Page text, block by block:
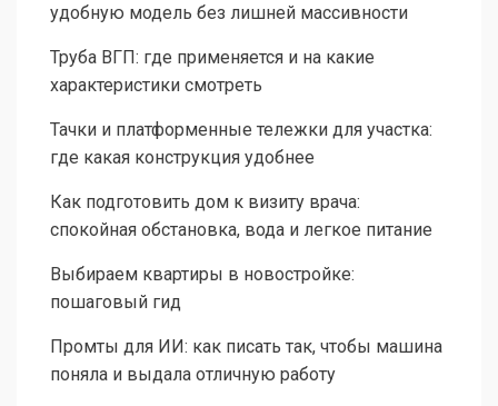
удобную модель без лишней массивности
Труба ВГП: где применяется и на какие
характеристики смотреть
Тачки и платформенные тележки для участка:
где какая конструкция удобнее
Как подготовить дом к визиту врача:
спокойная обстановка, вода и легкое питание
Выбираем квартиры в новостройке:
пошаговый гид
Промты для ИИ: как писать так, чтобы машина
поняла и выдала отличную работу